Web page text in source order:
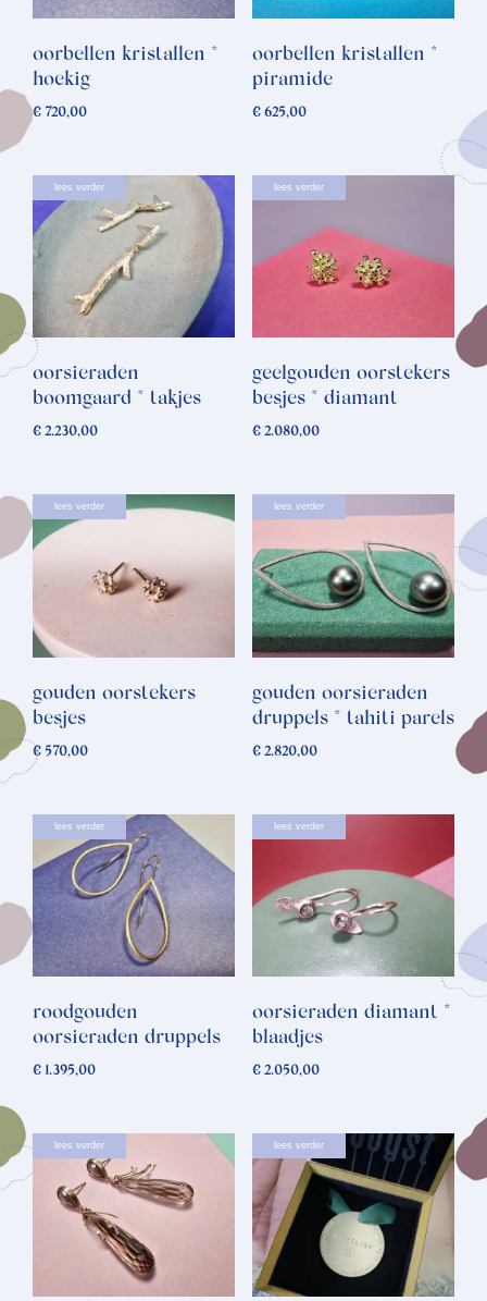
oorbellen kristallen *
hoekig
€ 720,00
oorbellen kristallen *
piramide
€625,00
lees verder
oorsieraden
boomgaard * takjes
€ 2.230,00
lees verder
geelgouden oorstekers
besjes * diamant
€2.080,00
lees verder
gouden oorstekers
besjes
€ 570,00
lees verder
gouden oorsieraden
druppels * tahiti parels
€2.820,00
lees verder
roodgouden
oorsieraden druppels
€ 1.395,00
lees verder
oorsieraden diamant *
blaadjes
€2.050,00
lees verder lees verder